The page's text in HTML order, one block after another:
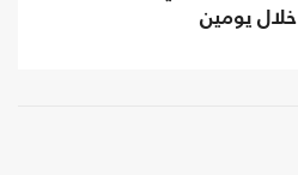
خلال يومين